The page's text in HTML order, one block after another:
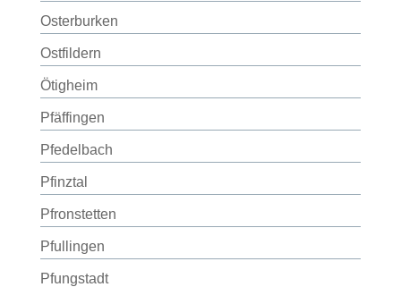
Osterburken
Ostfildern
Ötigheim
Pfäffingen
Pfedelbach
Pfinztal
Pfronstetten
Pfullingen
Pfungstadt